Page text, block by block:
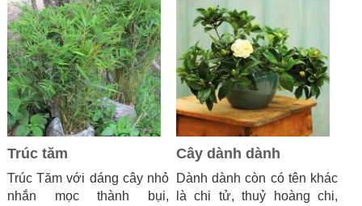
Trúc tăm
Trúc Tăm với dáng cây nhỏ
nhắn mọc thành bụi,
Cây dành dành
Dành dành còn có tên khác
là chi tử, thuỷ hoàng chi,